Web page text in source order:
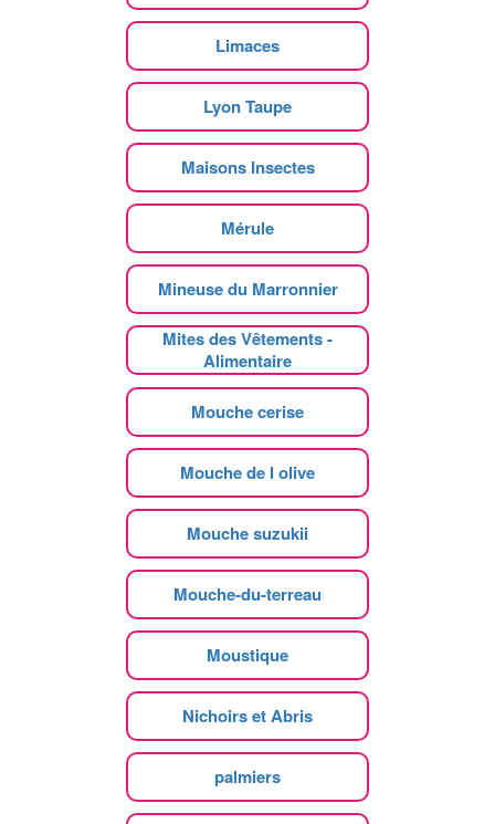
Limaces
Lyon Taupe
Maisons Insectes
Mérule
Mineuse du Marronnier
Mites des Vêtements -
Alimentaire
Mouche cerise
Mouche de l olive
Mouche suzukii
Mouche-du-terreau
Moustique
Nichoirs et Abris
palmiers